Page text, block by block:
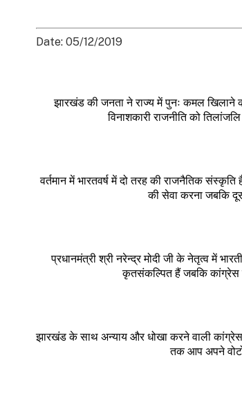
Date: 05/12/2019
झारखंड की जनता ने राज्य में पुनः कमल खिलाने
विनाशकारी राजनीति को
वर्तमान में भारतवर्ष में दो तरह की राजनैतिक संस्कृति
की सेवा करना जबकि
प्रधानमंत्री श्री नरेन्द्र मोदी जी के नेतृत्व में
कृतसंकल्पित हैं जबकि कांग्रेस
झारखंड के साथ अन्याय और धोखा करने वाली
तक आप अपने